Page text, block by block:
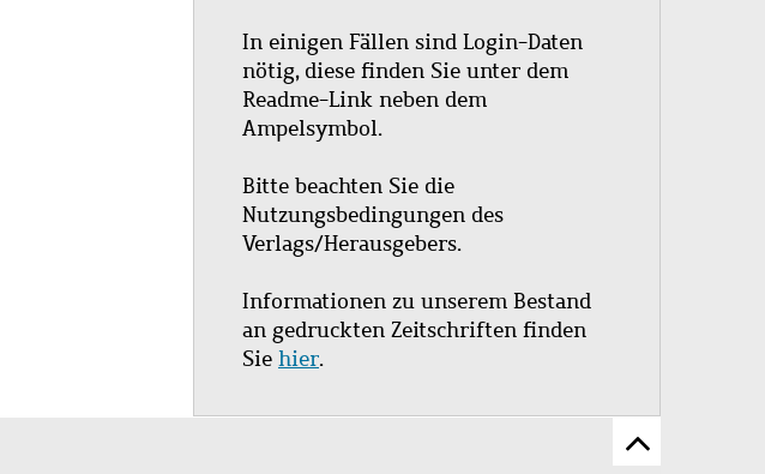
In einigen Fällen sind Login-Daten
nötig, diese finden Sie unter dem
Readme-Link neben dem
Ampelsymbol.
Bitte beachten Sie die
Nutzungsbedingungen des
Verlags/Herausgebers.
Informationen zu unserem Bestand
an gedruckten Zeitschriften finden
Sie hier.
Zum